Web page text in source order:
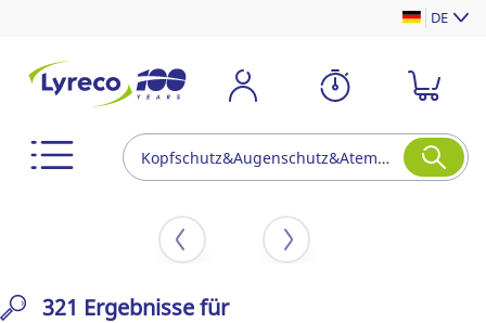
DE
321 Ergebnisse für